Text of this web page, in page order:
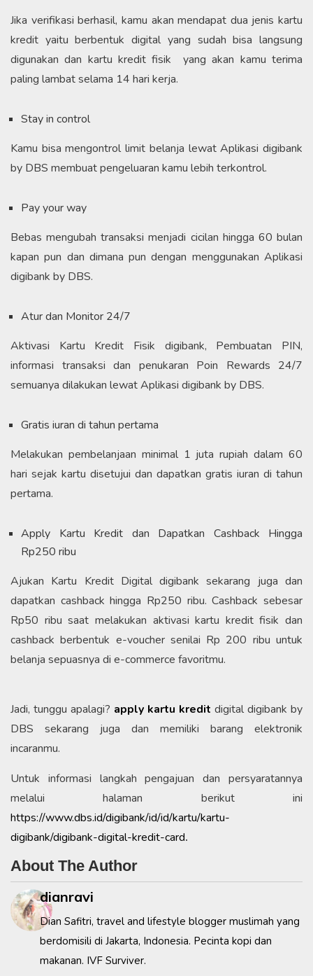
Jika verifikasi berhasil, kamu akan mendapat dua jenis kartu
kredit yaitu berbentuk digital yang sudah bisa langsung
digunakan dan kartu kredit fisik yang akan kamu terima
paling lambat selama 14 hari kerja.
Stay in control
Kamu bisa mengontrol limit belanja lewat Aplikasi digibank
by DBS membuat pengeluaran kamu lebih terkontrol.
Pay your way
Bebas mengubah transaksi menjadi cicilan hingga 60 bulan
kapan pun dan dimana pun dengan menggunakan Aplikasi
digibank by DBS.
Atur dan Monitor 24/7
Aktivasi Kartu Kredit Fisik digibank, Pembuatan PIN,
informasi transaksi dan penukaran Poin Rewards 24/7
semuanya dilakukan lewat Aplikasi digibank by DBS.
Gratis iuran di tahun pertama
Melakukan pembelanjaan minimal 1 juta rupiah dalam 60
hari sejak kartu disetujui dan dapatkan gratis iuran di tahun
pertama.
Apply Kartu Kredit dan Dapatkan Cashback Hingga
Rp250 ribu
Ajukan Kartu Kredit Digital digibank sekarang juga dan
dapatkan cashback hingga Rp250 ribu. Cashback sebesar
Rp50 ribu saat melakukan aktivasi kartu kredit fisik dan
cashback berbentuk e-voucher senilai Rp 200 ribu untuk
belanja sepuasnya di e-commerce favoritmu.
Jadi, tunggu apalagi? apply kartu kredit digital digibank by
DBS sekarang juga dan memiliki barang elektronik
incaranmu.
Untuk informasi langkah pengajuan dan persyaratannya
melalui halaman berikut ini
https://www.dbs.id/digibank/id/id/kartu/kartu-
digibank/digibank-digital-kredit-card.
About The Author
dianravi
Dian Safitri, travel and lifestyle blogger muslimah yang
berdomisili di Jakarta, Indonesia. Pecinta kopi dan
makanan. IVF Surviver.